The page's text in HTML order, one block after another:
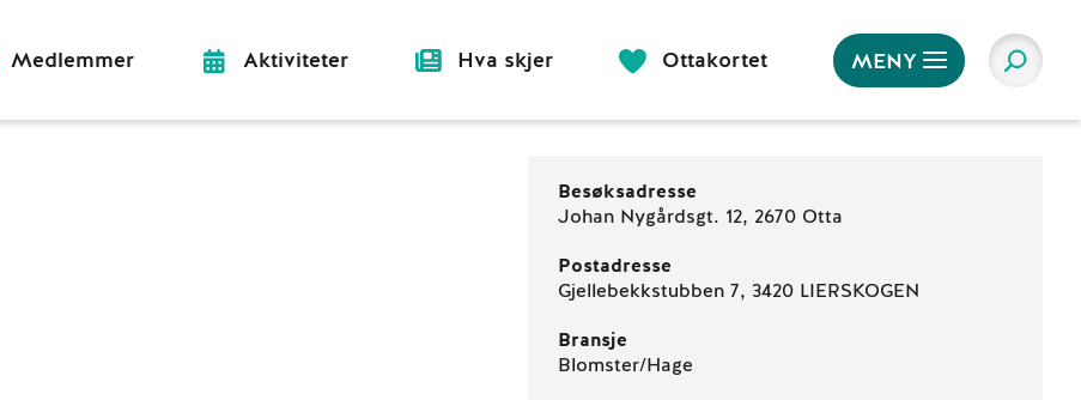
Medlemmer Aktiviteter Hva skjer Ottakortet MENY
Besøksadresse
Johan Nygårdsgt. 12, 2670 Otta
Postadresse
Gjellebekkstubben 7, 3420 LIERSKOGEN
Bransje
Blomster/Hage